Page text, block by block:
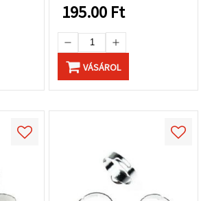
195.00 Ft
VÁSÁROL